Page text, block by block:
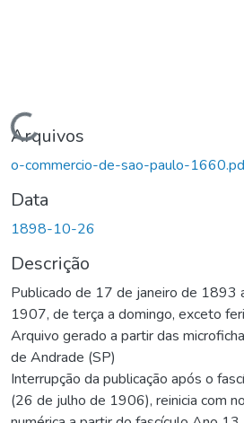
Carregando...
Arquivos
o-commercio-de-sao-paulo-
Data
1898-10-26
Descrição
Publicado de 17 de janeiro de 1893
1907, de terça a domingo, exceto
Arquivo gerado a partir das
de Andrade (SP)
Interrupção da publicação após o
(26 de julho de 1906), reinicia com